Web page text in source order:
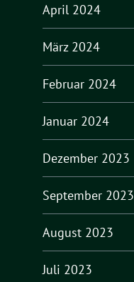
April 2024
März 2024
Februar 2024
Januar 2024
Dezember 2023
September 2023
August 2023
Juli 2023